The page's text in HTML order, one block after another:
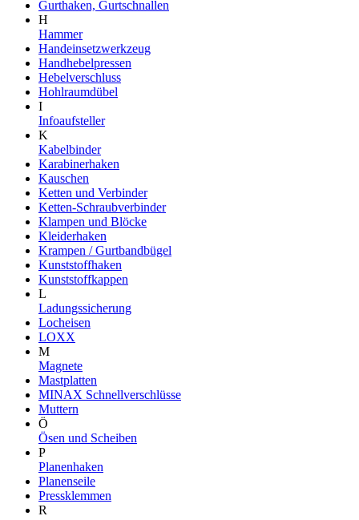
Gurthaken, Gurtschnallen
H
Hammer
Handeinsetzwerkzeug
Handhebelpressen
Hebelverschluss
Hohlraumdübel
I
Infoaufsteller
K
Kabelbinder
Karabinerhaken
Kauschen
Ketten und Verbinder
Ketten-Schraubverbinder
Klampen und Blöcke
Kleiderhaken
Krampen / Gurtbandbügel
Kunststoffhaken
Kunststoffkappen
L
Ladungssicherung
Locheisen
LOXX
M
Magnete
Mastplatten
MINAX Schnellverschlüsse
Muttern
Ö
Ösen und Scheiben
P
Planenhaken
Planenseile
Pressklemmen
R